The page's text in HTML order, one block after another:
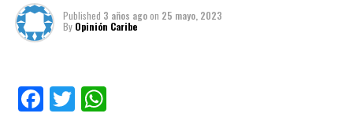
Published 3 años agoon 25 mayo, 2023
By Opinión Caribe
Facebook
TwitterWhatsApp